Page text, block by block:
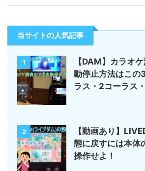
当サイトの人気記事
1
【DAM】カラオ
動停止方法はこの
ラス・2コーラス
2
【動画あり】
態に戻すには本
操作せよ！